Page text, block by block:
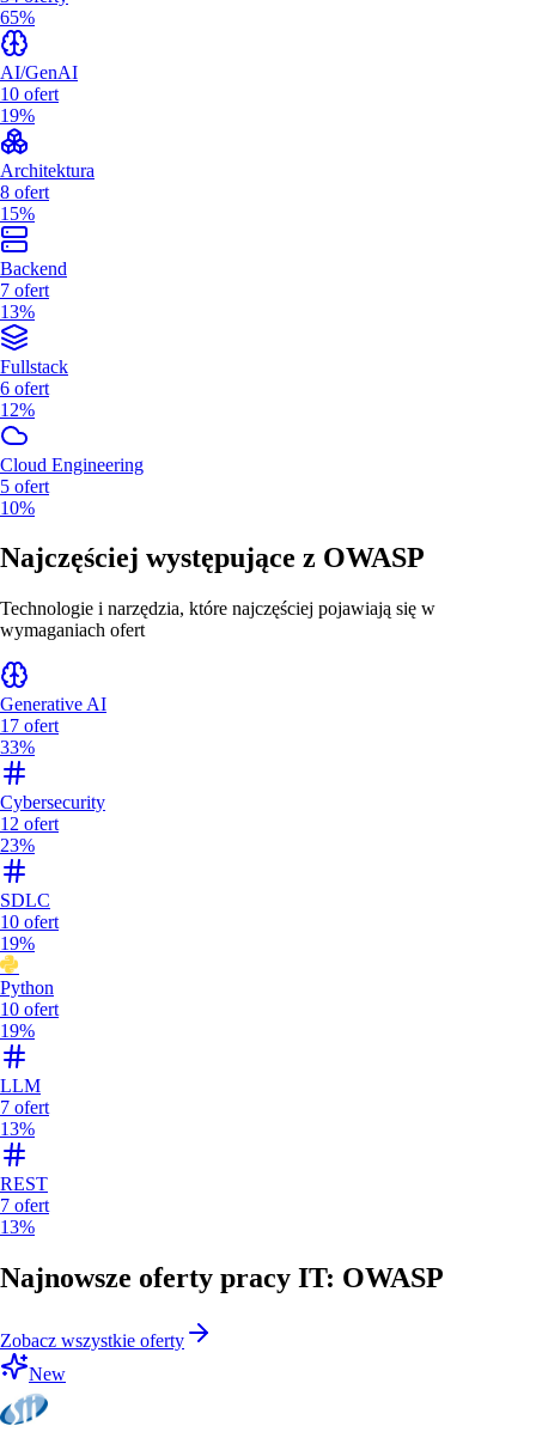
65%
AI/GenAI
10 ofert
19%
Architektura
8 ofert
15%
Backend
7 ofert
13%
Fullstack
6 ofert
12%
Cloud Engineering
5 ofert
10%
Najczęściej występujące z OWASP
Technologie i narzędzia, które najczęściej pojawiają się w
wymaganiach ofert
Generative AI
17 ofert
33%
Cybersecurity
12 ofert
23%
SDLC
10 ofert
19%
Python
10 ofert
19%
LLM
7 ofert
13%
REST
7 ofert
13%
Najnowsze oferty pracy IT: OWASP
Zobacz wszystkie oferty
New